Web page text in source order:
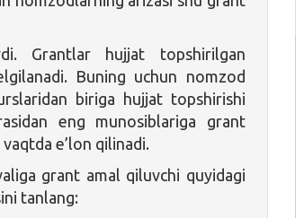
Grantlar hujjat topshirilgan
Buning uchun nomzod
biriga hujjat topshirishi
eng munosiblariga grant
e’lon qilinadi.
grant amal qiluvchi quyidagi
tanlang: